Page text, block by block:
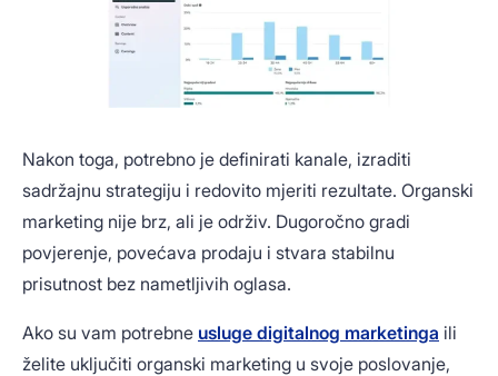
Nakon toga, potrebno je definirati kanale, izraditi
sadržajnu strategiju i redovito mjeriti rezultate. Organski
marketing nije brz, ali je održiv. Dugoročno gradi
povjerenje, povećava prodaju i stvara stabilnu
prisutnost bez nametljivih oglasa.
Ako su vam potrebne usluge digitalnog marketinga ili
želite uključiti organski marketing u svoje poslovanje,